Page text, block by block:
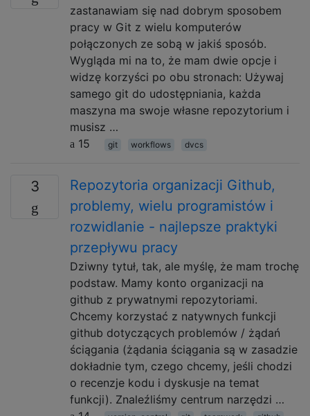
zastanawiam się nad dobrym sposobem
pracy w Git z wielu komputerów
połączonych ze sobą w jakiś sposób.
Wygląda mi na to, że mam dwie opcje i
widzę korzyści po obu stronach: Używaj
samego git do udostępniania, każda
maszyna ma swoje własne repozytorium i
musisz …
15
git workflows dvcs
3
Repozytoria organizacji Github,
problemy, wielu programistów i
rozwidlanie - najlepsze praktyki
przepływu pracy
Dziwny tytuł, tak, ale myślę, że mam trochę
podstaw. Mamy konto organizacji na
github z prywatnymi repozytoriami.
Chcemy korzystać z natywnych funkcji
github dotyczących problemów / żądań
ściągania (żądania ściągania są w zasadzie
dokładnie tym, czego chcemy, jeśli chodzi
o recenzje kodu i dyskusje na temat
funkcji). Znaleźliśmy centrum narzędzi …